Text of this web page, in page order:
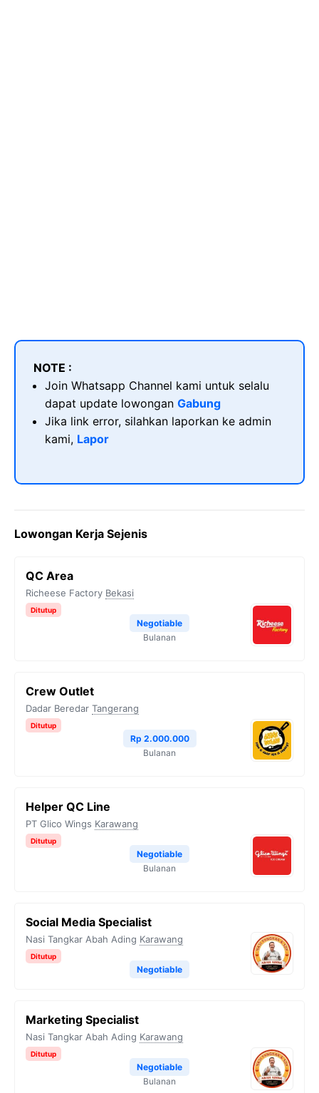
NOTE :
Join Whatsapp Channel kami untuk selalu
dapat update lowongan Gabung
Jika link error, silahkan laporkan ke admin
kami, Lapor
Lowongan Kerja Sejenis
QC Area
Richeese Factory Bekasi
Ditutup
Negotiable
Bulanan
Crew Outlet
Dadar Beredar Tangerang
Ditutup
Rp 2.000.000
Bulanan
Helper QC Line
PT Glico Wings Karawang
Ditutup
Negotiable
Bulanan
Social Media Specialist
Nasi Tangkar Abah Ading Karawang
Ditutup
Negotiable
Marketing Specialist
Nasi Tangkar Abah Ading Karawang
Ditutup
Negotiable
Bulanan